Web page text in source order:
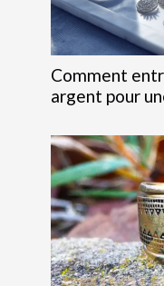
Comment
argent pour